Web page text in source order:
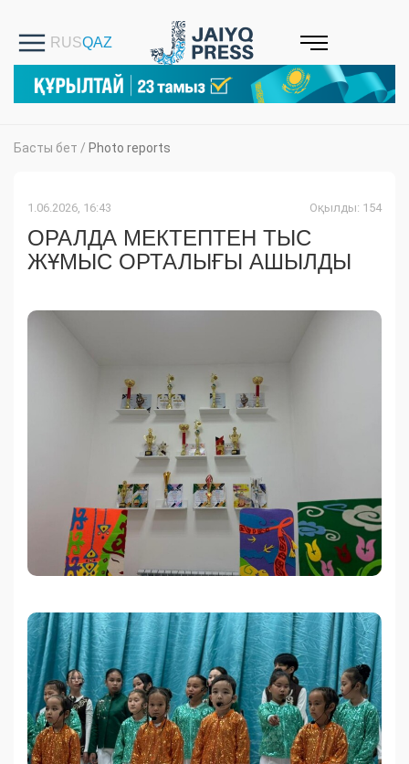
Басты бет / Photo reports
1.06.2026, 16:43 Оқылды: 154
ОРАЛДА МЕКТЕПТЕН ТЫС
ЖҰМЫС ОРТАЛЫҒЫ АШЫЛДЫ